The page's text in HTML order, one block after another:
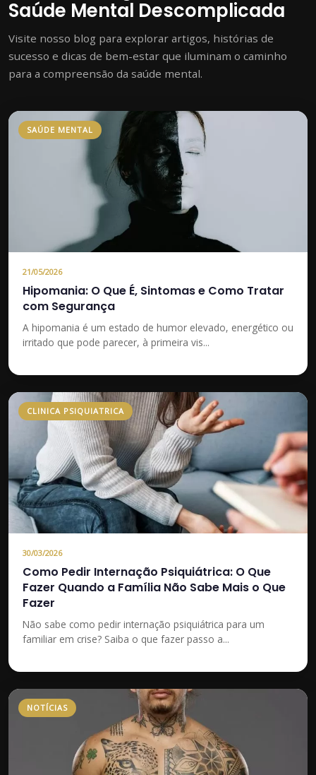
Saúde Mental Descomplicada
Visite nosso blog para explorar artigos, histórias de
sucesso e dicas de bem-estar que iluminam o caminho
para a compreensão da saúde mental.
SAÚDE MENTAL
21/05/2026
Hipomania: O Que É, Sintomas e Como Tratar
com Segurança
A hipomania é um estado de humor elevado, energético ou
irritado que pode parecer, à primeira vis...
CLINICA PSIQUIATRICA
30/03/2026
Como Pedir Internação Psiquiátrica: O Que
Fazer Quando a Família Não Sabe Mais o Que
Fazer
Não sabe como pedir internação psiquiátrica para um
familiar em crise? Saiba o que fazer passo a...
NOTÍCIAS